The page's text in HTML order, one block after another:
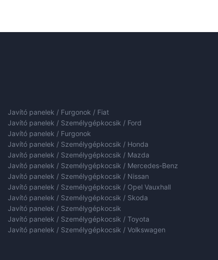
Javító panelek / Furgonok / Fiat
Javító panelek / Személygépkocsik / Ford
Javító panelek / Furgonok
Javító panelek / Személygépkocsik / Honda
Javító panelek / Személygépkocsik / Mazda
Javító panelek / Személygépkocsik / Mercedes-Benz
Javító panelek / Személygépkocsik / Nissan
Javító panelek / Személygépkocsik / Opel Vauxhall
Javító panelek / Személygépkocsik / Skoda
Javító panelek / Személygépkocsik
Javító panelek / Személygépkocsik / Toyota
Javító panelek / Személygépkocsik / Volkswagen